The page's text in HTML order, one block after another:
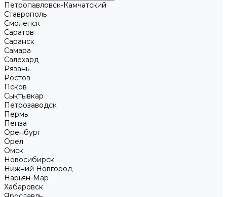
Петропавловск-Камчатский
Ставрополь
Смоленск
Саратов
Саранск
Самара
Салехард
Рязань
Ростов
Псков
Сыктывкар
Петрозаводск
Пермь
Пенза
Оренбург
Орел
Омск
Новосибирск
Нижний Новгород
Нарьян-Мар
Хабаровск